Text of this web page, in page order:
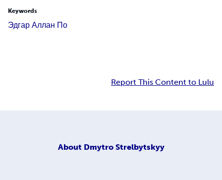
Keywords
Эдгар Аллан По
Report This Content to Lulu
About Dmytro Strelbytskyy